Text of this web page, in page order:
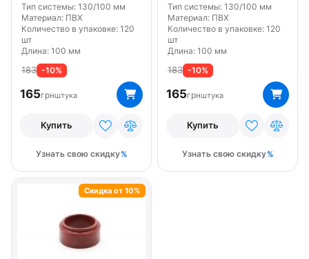
Тип системы: 130/100 мм
Материал: ПВХ
Количество в упаковке: 120
шт
Длина: 100 мм
183 -10%
165грнштука
Купить
Узнать свою скидку
Тип системы: 130/100 мм
Материал: ПВХ
Количество в упаковке: 120
шт
Длина: 100 мм
183 -10%
165грнштука
Купить
Узнать свою скидку
Скидка от 10%